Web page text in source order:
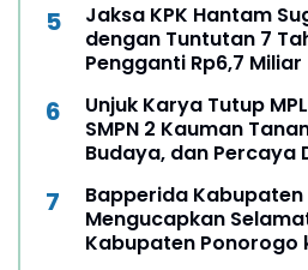
Jaksa KPK Hantam
dengan Tuntutan 7
Pengganti Rp6,7 Miliar
Unjuk Karya Tutup
SMPN 2 Kauman
Budaya, dan Percaya
Bapperida
Mengucapkan
Kabupaten Ponorogo